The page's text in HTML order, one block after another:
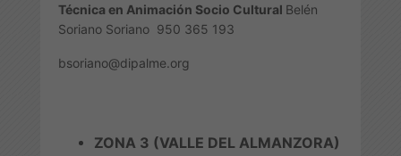
Técnica en Animación Socio Cultural Belén
Soriano Soriano 950 365 193
bsoriano@dipalme.org
ZONA 3 (VALLE DEL ALMANZORA)